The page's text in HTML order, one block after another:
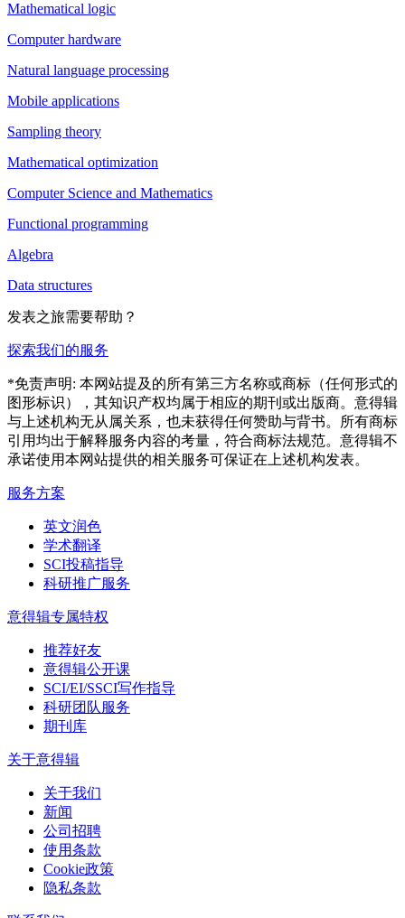
Mathematical logic
Computer hardware
Natural language processing
Mobile applications
Sampling theory
Mathematical optimization
Computer Science and Mathematics
Functional programming
Algebra
Data structures
发表之旅需要帮助？
探索我们的服务
*免责声明: 本网站提及的所有第三方名称或商标（任何形式的
图形标识），其知识产权均属于相应的期刊或出版商。意得辑
与上述机构无从属关系，也未获得任何赞助与背书。所有商标
引用均出于解释服务内容的考量，符合商标法规范。意得辑不
承诺使用本网站提供的相关服务可保证在上述机构发表。
服务方案
英文润色
学术翻译
SCI投稿指导
科研推广服务
意得辑专属特权
推荐好友
意得辑公开课
SCI/EI/SSCI写作指导
科研团队服务
期刊库
关于意得辑
关于我们
新闻
公司招聘
使用条款
Cookie政策
隐私条款